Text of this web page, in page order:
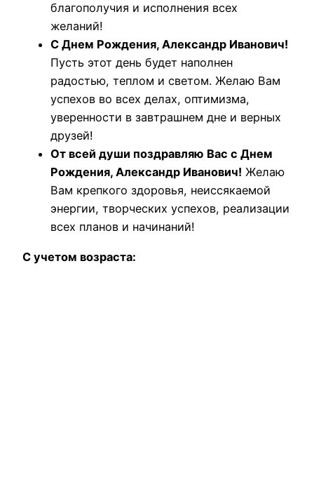
благополучия и исполнения всех
желаний!
С Днем Рождения, Александр Иванович!
Пусть этот день будет наполнен
радостью, теплом и светом. Желаю Вам
успехов во всех делах, оптимизма,
уверенности в завтрашнем дне и верных
друзей!
От всей души поздравляю Вас с Днем
Рождения, Александр Иванович! Желаю
Вам крепкого здоровья, неиссякаемой
энергии, творческих успехов, реализации
всех планов и начинаний!
С учетом возраста: